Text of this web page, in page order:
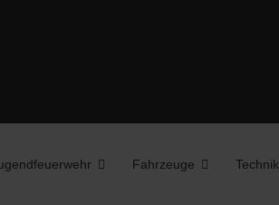
Fahrzeuge Technik